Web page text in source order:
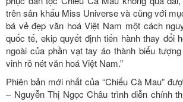
trên sân khấu Miss Universe và cũng với
bá vẻ đẹp văn hoá Việt Nam một cách
quốc tế, ekip quyết định tiến hành thay đổi
ngoài của phần vạt tay áo thành biểu
vinh rõ nét văn hoá Việt Nam.”
Phiên bản mới nhất của “Chiếu Cà Mau”
– Nguyễn Thị Ngọc Châu trình diễn chính